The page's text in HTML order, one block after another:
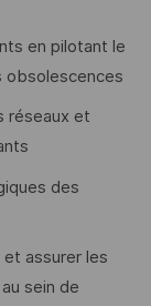
en pilotant le
réseaux et
des
assurer les
sein de